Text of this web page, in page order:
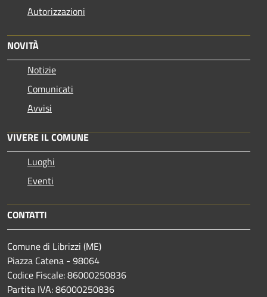
Autorizzazioni
NOVITÀ
Notizie
Comunicati
Avvisi
VIVERE IL COMUNE
Luoghi
Eventi
CONTATTI
Comune di Librizzi (ME)
Piazza Catena - 98064
Codice Fiscale: 86000250836
Partita IVA: 86000250836